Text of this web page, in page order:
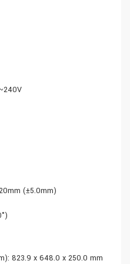
(±5.0mm)
823.9 x 648.0 x 250.0 mm